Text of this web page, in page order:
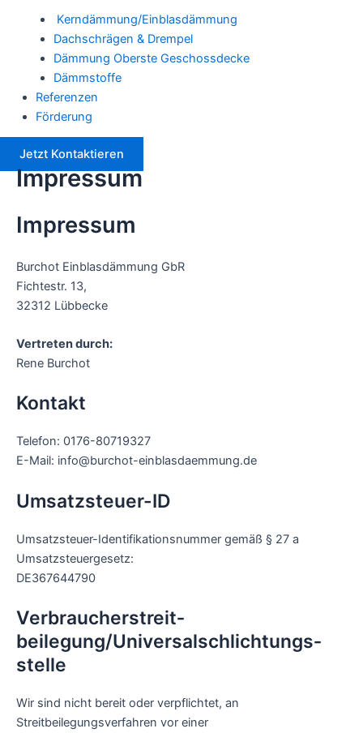
Kerndämmung/Einblasdämmung
Dachschrägen & Drempel
Dämmung Oberste Geschossdecke
Dämmstoffe
Referenzen
Förderung
Jetzt Kontaktieren
Impressum
Impressum
Burchot Einblasdämmung GbR
Fichtestr. 13,
32312 Lübbecke
Vertreten durch:
Rene Burchot
Kontakt
Telefon: 0176-80719327
E-Mail: info@burchot-einblasdaemmung.de
Umsatzsteuer-ID
Umsatzsteuer-Identifikationsnummer gemäß § 27 a
Umsatzsteuergesetz:
DE367644790
Verbraucher­streit­
beilegung/Universal­schlichtungs­
stelle
Wir sind nicht bereit oder verpflichtet, an
Streitbeilegungsverfahren vor einer